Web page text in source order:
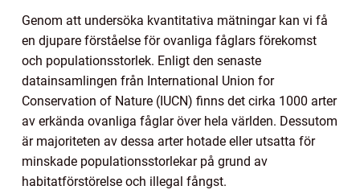
Genom att undersöka kvantitativa mätningar kan vi få
en djupare förståelse för ovanliga fåglars förekomst
och populationsstorlek. Enligt den senaste
datainsamlingen från International Union for
Conservation of Nature (IUCN) finns det cirka 1000 arter
av erkända ovanliga fåglar över hela världen. Dessutom
är majoriteten av dessa arter hotade eller utsatta för
minskade populationsstorlekar på grund av
habitatförstörelse och illegal fångst.